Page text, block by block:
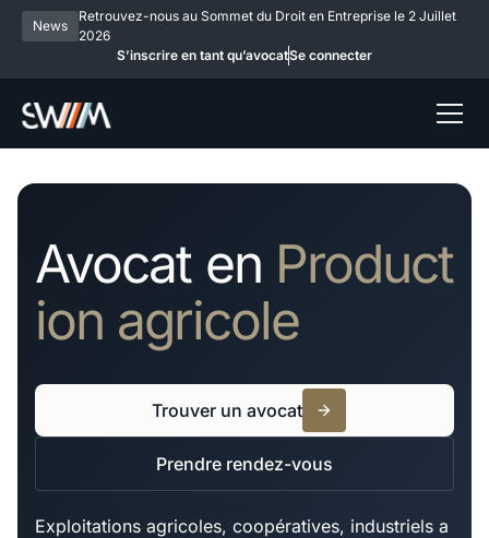
News
Retrouvez-nous au Sommet du Droit en Entreprise le 2 Juillet
2026
S’inscrire en tant qu’avocatSe connecter
Avocat en Product
ion agricole
Trouver un avocat
Prendre rendez-vous
Exploitations agricoles, coopératives, industriels a